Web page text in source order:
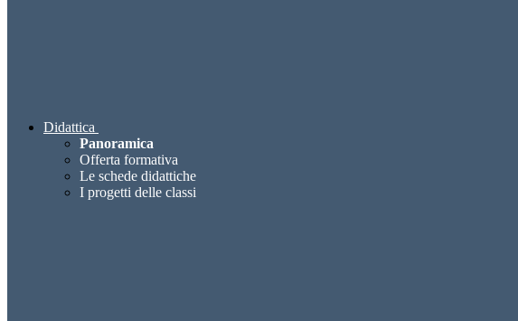
Didattica
Panoramica
Offerta formativa
Le schede didattiche
I progetti delle classi